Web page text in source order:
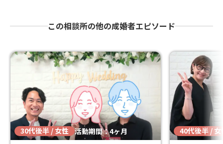
この相談所の他の成婚者エピソード
30代後半 / 女性 活動期間：4ヶ月
40代後半 / 女